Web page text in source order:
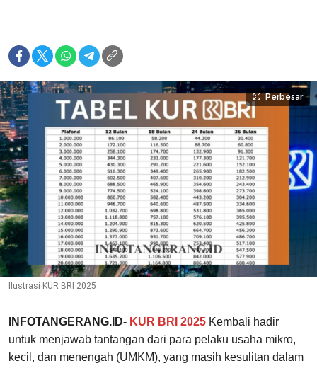
Perbesar
Ilustrasi KUR BRI 2025
INFOTANGERANG.ID- KUR BRI 2025 Kembali hadir
untuk menjawab tantangan dari para pelaku usaha mikro,
kecil, dan menengah (UMKM), yang masih kesulitan dalam